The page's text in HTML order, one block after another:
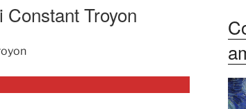
Constant Troyon